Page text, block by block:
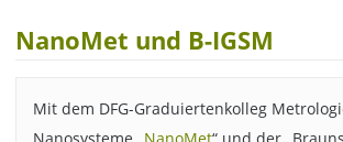
NanoMet und B-IGSM
Mit dem DFG-Graduiertenkolleg